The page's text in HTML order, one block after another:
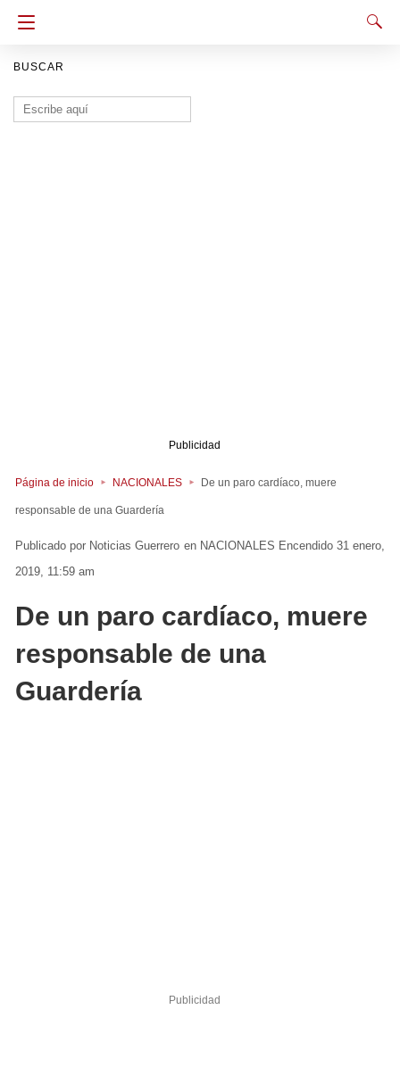
BUSCAR
Buscar:
Publicidad
Página de inicio NACIONALES De un paro cardíaco, muere
responsable de una Guardería
Noticias Guerrero en NACIONALES Encendido 31 enero,
2019, 11:59 am
De un paro cardíaco, muere
responsable de una
Guardería
Publicidad